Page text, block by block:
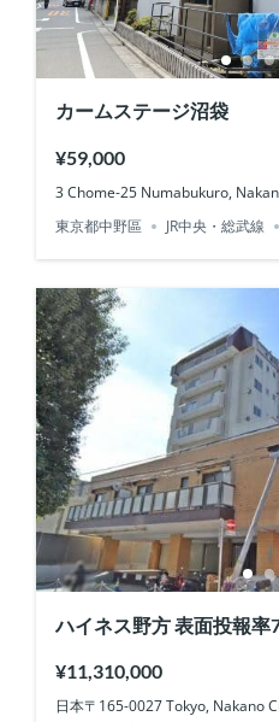
カームステージ沼袋
¥59,000
3 Chome-25 Numabukuro,
東京都中野區
JR中央・総武線
ハイネス野方 表面投報率
¥11,310,000
日本〒165-0027 Tokyo, Nakano